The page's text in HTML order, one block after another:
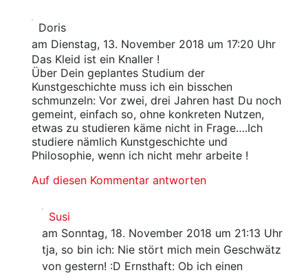
Doris
am Dienstag, 13. November 2018 um 17:20 Uhr
Das Kleid ist ein Knaller !
Über Dein geplantes Studium der
Kunstgeschichte muss ich ein bisschen
schmunzeln: Vor zwei, drei Jahren hast Du noch
gemeint, einfach so, ohne konkreten Nutzen,
etwas zu studieren käme nicht in Frage….Ich
studiere nämlich Kunstgeschichte und
Philosophie, wenn ich nicht mehr arbeite !
Auf diesen Kommentar antworten
Susi
am Sonntag, 18. November 2018 um 21:13 Uhr
tja, so bin ich: Nie stört mich mein Geschwätz
von gestern! :D Ernsthaft: Ob ich einen